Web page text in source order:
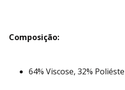
Composição:
64% Viscose, 32%